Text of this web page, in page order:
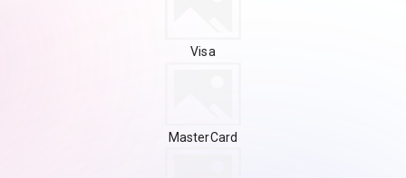
Visa
MasterCard